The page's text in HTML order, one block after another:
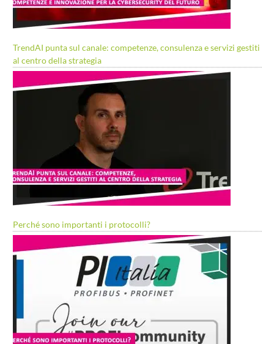
TrendAI punta sul canale: competenze, consulenza e servizi gestiti
al centro della strategia
Perché sono importanti i protocolli?